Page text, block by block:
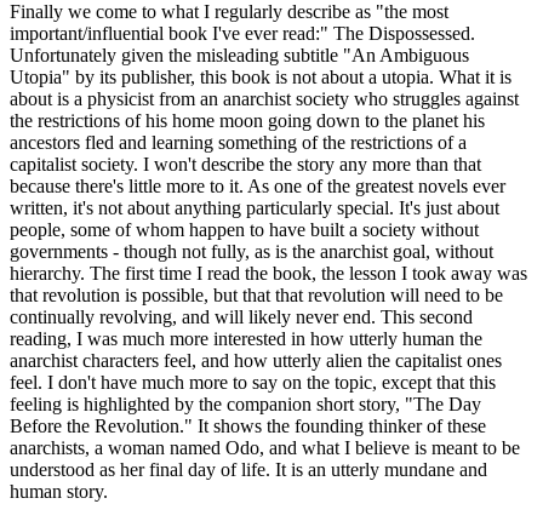
Finally we come to what I regularly describe as "the most
important/influential book I've ever read:" The Dispossessed.
Unfortunately given the misleading subtitle "An Ambiguous
Utopia" by its publisher, this book is not about a utopia. What it is
about is a physicist from an anarchist society who struggles against
the restrictions of his home moon going down to the planet his
ancestors fled and learning something of the restrictions of a
capitalist society. I won't describe the story any more than that
because there's little more to it. As one of the greatest novels ever
written, it's not about anything particularly special. It's just about
people, some of whom happen to have built a society without
governments - though not fully, as is the anarchist goal, without
hierarchy. The first time I read the book, the lesson I took away was
that revolution is possible, but that that revolution will need to be
continually revolving, and will likely never end. This second
reading, I was much more interested in how utterly human the
anarchist characters feel, and how utterly alien the capitalist ones
feel. I don't have much more to say on the topic, except that this
feeling is highlighted by the companion short story, "The Day
Before the Revolution." It shows the founding thinker of these
anarchists, a woman named Odo, and what I believe is meant to be
understood as her final day of life. It is an utterly mundane and
human story.